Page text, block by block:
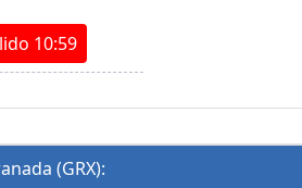
10:59
(GRX):